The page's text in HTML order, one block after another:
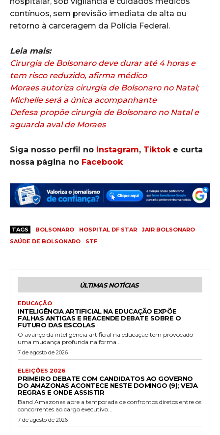
contínuos, sem previsão imediata de alta ou
retorno à carceragem da Polícia Federal.
Leia mais:
Cirurgia de Bolsonaro deve durar até 4 horas e
tem risco reduzido, afirma médico
Moraes autoriza cirurgia de Bolsonaro no Natal;
Michelle será a única acompanhante
Defesa propõe cirurgia de Bolsonaro no Natal e
aguarda aval de Moraes
Siga nosso perfil no Instagram, Tiktoke curta
nossa página no Facebook
TAGS BOLSONARO HOSPITAL DF STAR
JAIR BOLSONARO
SAÚDE DE BOLSONARO
STF
ÚLTIMAS NOTÍCIAS
EDUCAÇÃO
INTELIGÊNCIA ARTIFICIAL NA EDUCAÇÃO EXPÕE
FALHAS ANTIGAS E REACENDE DEBATE SOBRE O
FUTURO DAS ESCOLAS
O avanço da inteligência artificial na educação tem provocado
uma mudança profunda na forma...
7 de agosto de 2026
ELEIÇÕES 2026
PRIMEIRO DEBATE COM CANDIDATOS AO GOVERNO
DO AMAZONAS ACONTECE NESTE DOMINGO (9); VEJA
REGRAS E ONDE ASSISTIR
Band Amazonas abre a temporada de confrontos diretos entre os
concorrentes ao cargo executivo...
7 de agosto de 2026